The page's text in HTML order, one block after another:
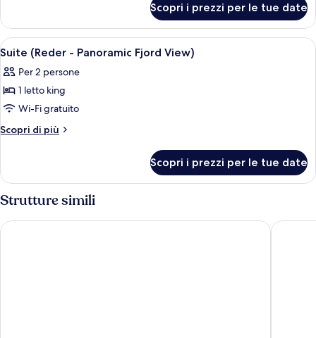
Panoramic
Fjord
View)
(Polar
Panoramic
View)
Scopri i prezzi per le tue date
Apri
tutte
le
foto
per
Suite
Panoramic
View)
Camera d'albergo con un letto
4
Suite (Reder - Panoramic Fjord View)
Per 2 persone
1 letto king
Wi-Fi gratuito
Scopri di più
Altri
(Reder
-
Panoramic
Fjord
View)
Scopri i prezzi per le tue date
Strutture simili
Radisson Blu Scandinavia Hotel, Oslo Citybox